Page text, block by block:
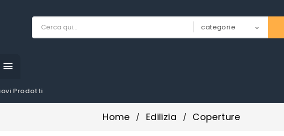

Prodotti
Home Edilizia Coperture